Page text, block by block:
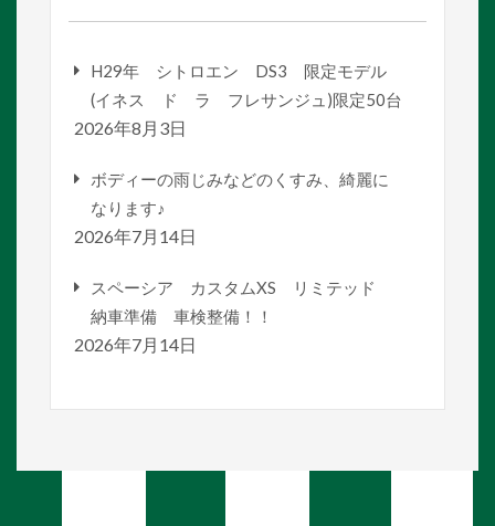
H29年 シトロエン DS3 限定モデル
(イネス ド ラ フレサンジュ)限定50台
2026年8月3日
ボディーの雨じみなどのくすみ、綺麗に
なります♪
2026年7月14日
スペーシア カスタムXS リミテッド
納車準備 車検整備！！
2026年7月14日